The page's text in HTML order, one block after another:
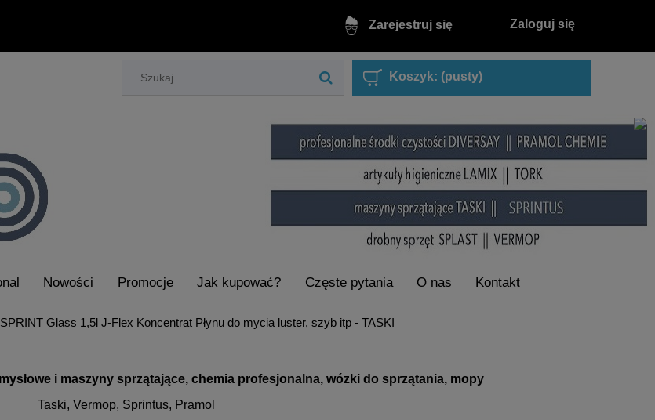
Zarejestruj się Zaloguj się
Koszyk: (pusty)
Nowości Promocje Jak kupować? Częste pytania O nas
Kontakt
SPRINT Glass 1,5l J-Flex Koncentrat Płynu do mycia luster, szyb itp - TASKI
i maszyny sprzątające, chemia profesjonalna, wózki do sprzątania, mopy
Taski, Vermop, Sprintus, Pramol